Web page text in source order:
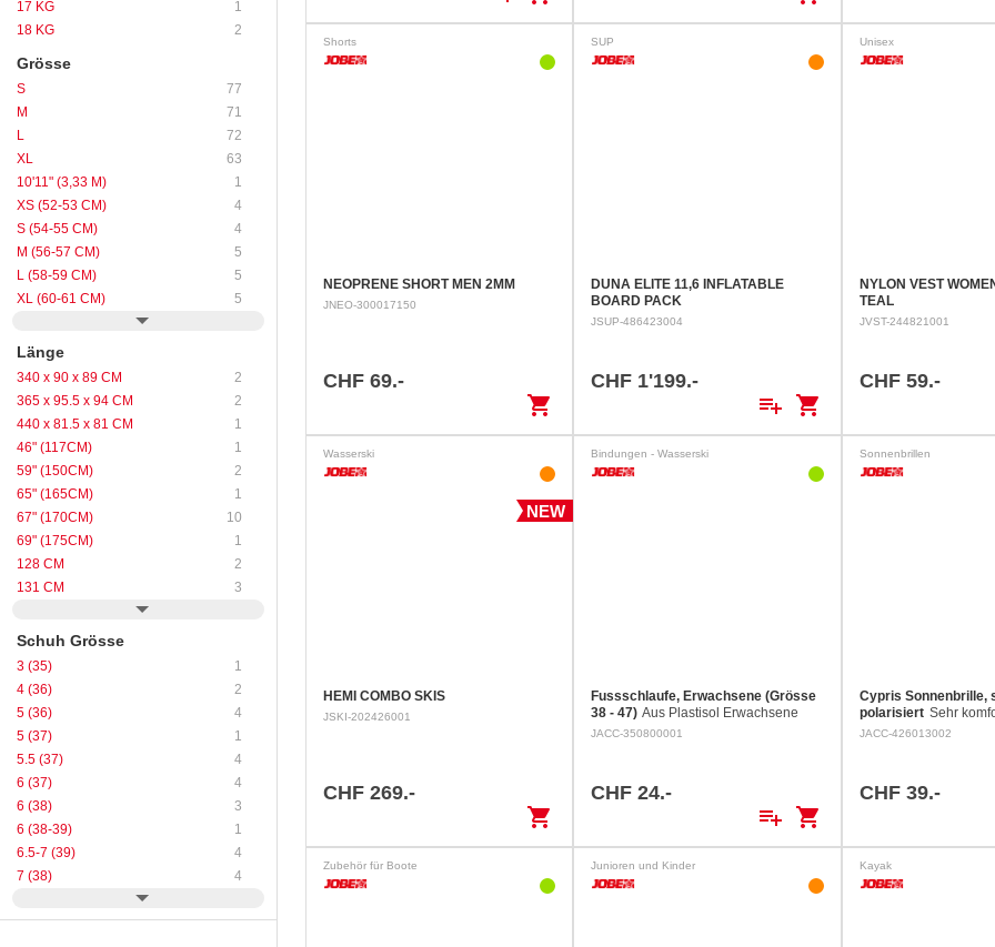
17 KG
1
18 KG
2
Grösse
S
77
M
71
L
72
XL
63
10'11" (3,33 M)
1
XS (52-53 CM)
4
S (54-55 CM)
4
M (56-57 CM)
5
L (58-59 CM)
5
XL (60-61 CM)
5
Länge
340 x 90 x 89 CM
2
365 x 95.5 x 94 CM
2
440 x 81.5 x 81 CM
1
46" (117CM)
1
59" (150CM)
2
65" (165CM)
1
67" (170CM)
10
69" (175CM)
1
128 CM
2
131 CM
3
Schuh Grösse
3 (35)
1
4 (36)
2
5 (36)
4
5 (37)
1
5.5 (37)
4
6 (37)
4
6 (38)
3
6 (38-39)
1
6.5-7 (39)
4
7 (38)
4
Shorts
NEOPRENE SHORT MEN 2MM
JNEO-300017150
CHF 69.-
shopping_cart
SUP
DUNA ELITE 11,6 INFLATABLE
BOARD PACK
JSUP-486423004
CHF 1'199.-
playlist_add shopping_cart
Unisex
NYLON VEST
TEAL
JVST-244821001
CHF 59.-
Wasserski
NEW
HEMI COMBO SKIS
JSKI-202426001
CHF 269.-
shopping_cart
Bindungen - Wasserski
Fussschlaufe, Erwachsene (Grösse
38 - 47) Aus Plastisol Erwachsene
(Grösse 38 - 47)
JACC-350800001
CHF 24.-
playlist_add shopping_cart
Sonnenbrillen
Cypris Sonnenbrille,
polarisiert Sehr
schwimmende
JACC-426013002
CHF 39.-
Zubehör für Boote Junioren und Kinder Kayak